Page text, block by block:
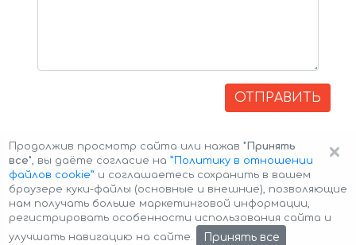
ОТПРАВИТЬ
Авторские права © 2026 Авто-Аренда Cookie Policy
×
Продолжив просмотр сайта или нажав "Принять
все", вы даёте согласие на ”Политику в отношении
файлов cookie” и соглашаетесь сохранить в вашем
браузере куки-файлы (основные и внешние), позволяющие
нам получать больше маркетинговой информации,
регистрировать особенности использования сайта и
улучшать навигацию на сайте.
Принять все